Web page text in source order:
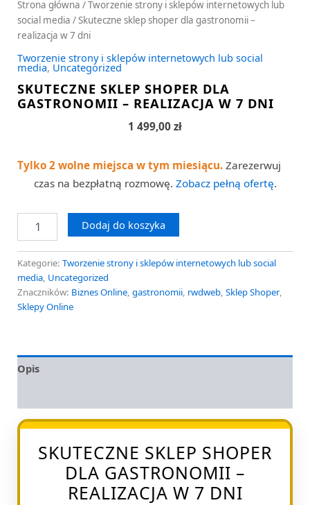
Strona główna /Tworzenie strony i sklepów internetowych lub
social media / Skuteczne sklep shoper dla gastronomii –
realizacja w 7 dni
Tworzenie strony i sklepów internetowych lub social
media, Uncategorized
SKUTECZNE SKLEP SHOPER DLA
GASTRONOMII – REALIZACJA W 7 DNI
1 499,00 zł
Tylko 2 wolne miejsca w tym miesiącu. Zarezerwuj
czas na bezpłatną rozmowę. Zobacz pełną ofertę.
Dodaj do koszyka
Kategorie: Tworzenie strony i sklepów internetowych lub social
media, Uncategorized
Znaczników: Biznes Online, gastronomii, rwdweb, Sklep Shoper,
Sklepy Online
Opis
SKUTECZNE SKLEP SHOPER
DLA GASTRONOMII –
REALIZACJA W 7 DNI